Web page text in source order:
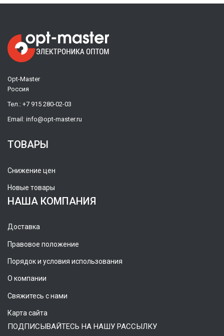
Opt-Master
Россия
Тел.: +7 915 280-02-03
Email: info@opt-master.ru
ТОВАРЫ
Снижение цен
Новые товары
НАША КОМПАНИЯ
Доставка
Правовое положение
Порядок и условия использования
О компании
Свяжитесь с нами
Карта сайта
ПОДПИСЫВАЙТЕСЬ НА НАШУ РАССЫЛКУ